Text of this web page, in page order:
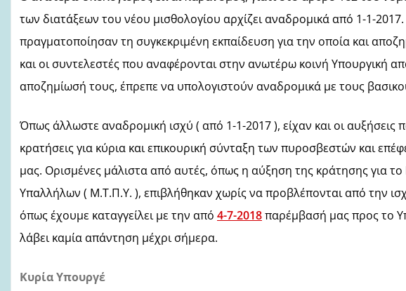
των διατάξεων του νέου μισθολογίου αρχίζει αναδρομικά από 1-1-
πραγματοποίησαν τη συγκεκριμένη εκπαίδευση για την οποία και
και οι συντελεστές που αναφέρονται στην ανωτέρω κοινή Υπουργική
αποζημίωσή τους, έπρεπε να υπολογιστούν αναδρομικά με τους
Όπως άλλωστε αναδρομική ισχύ ( από 1-1-2017 ), είχαν και οι αυξήσεις
κρατήσεις για κύρια και επικουρική σύνταξη των πυροσβεστών και
μας. Ορισμένες μάλιστα από αυτές, όπως η αύξηση της κράτησης για το
Υπαλλήλων ( M.T.Π.Υ. ), επιβλήθηκαν χωρίς να προβλέπονται από την
όπως έχουμε καταγγείλει με την από 4-7-2018παρέμβασή μας προς το
λάβει καμία απάντηση μέχρι σήμερα.
Κυρία Υπουργέ